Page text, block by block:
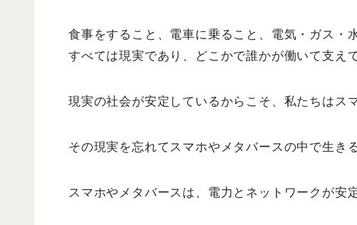
食事をすること、電車に乗ること、電気・ガス・
すべては現実であり、どこかで誰かが働いて支え
現実の社会が安定しているからこそ、私たちはス
その現実を忘れてスマホやメタバースの中で生き
スマホやメタバースは、電力とネットワークが安